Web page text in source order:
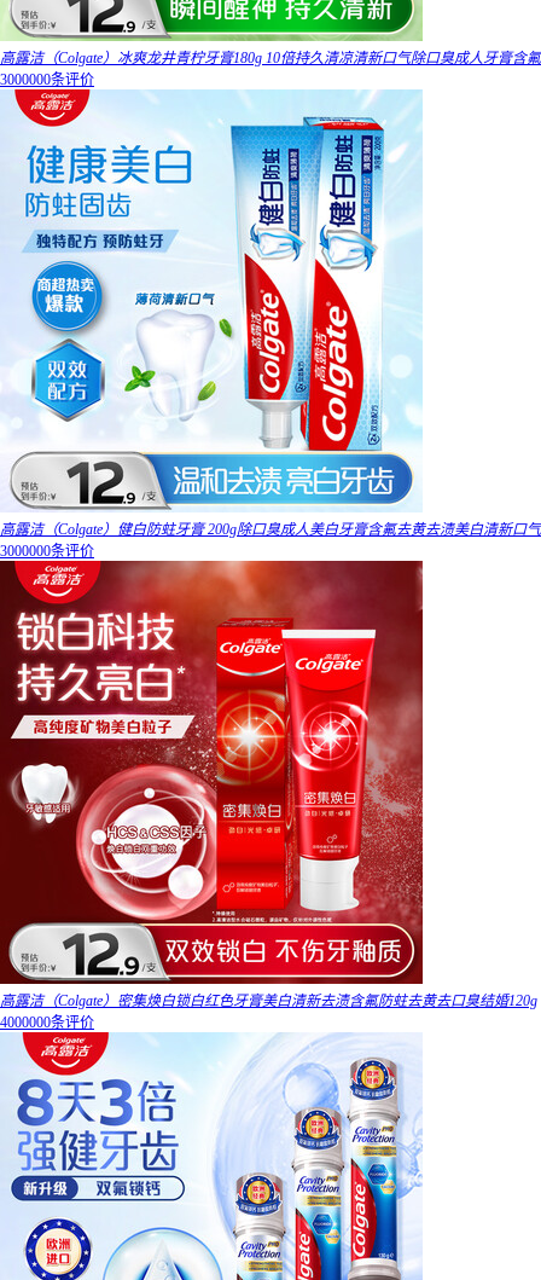
高露洁（Colgate）冰爽龙井青柠牙膏180g 10倍持久清凉清新口气除口臭成人牙膏含氟
3000000条评价
高露洁（Colgate）健白防蛀牙膏 200g除口臭成人美白牙膏含氟去黄去渍美白清新口气
3000000条评价
高露洁（Colgate）密集焕白锁白红色牙膏美白清新去渍含氟防蛀去黄去口臭结婚120g
4000000条评价